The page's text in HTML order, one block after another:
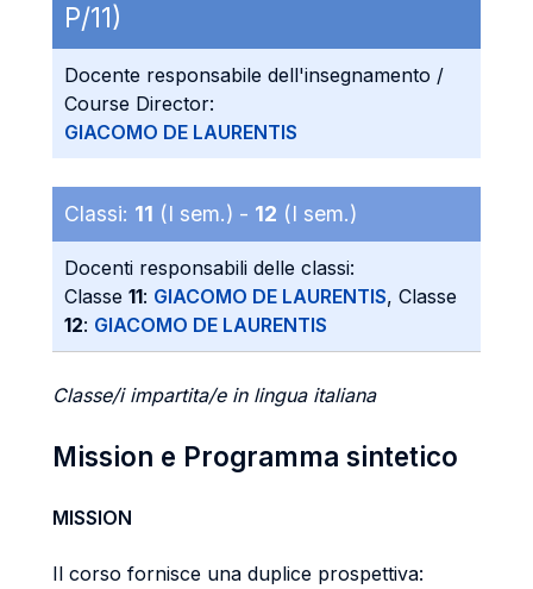
P/11)
Docente responsabile dell'insegnamento /
Course Director:
GIACOMO DE LAURENTIS
Classi: 11 (I sem.) - 12 (I sem.)
Docenti responsabili delle classi:
Classe 11: GIACOMO DE LAURENTIS, Classe
12: GIACOMO DE LAURENTIS
Classe/i impartita/e in lingua italiana
Mission e Programma sintetico
MISSION
Il corso fornisce una duplice prospettiva: